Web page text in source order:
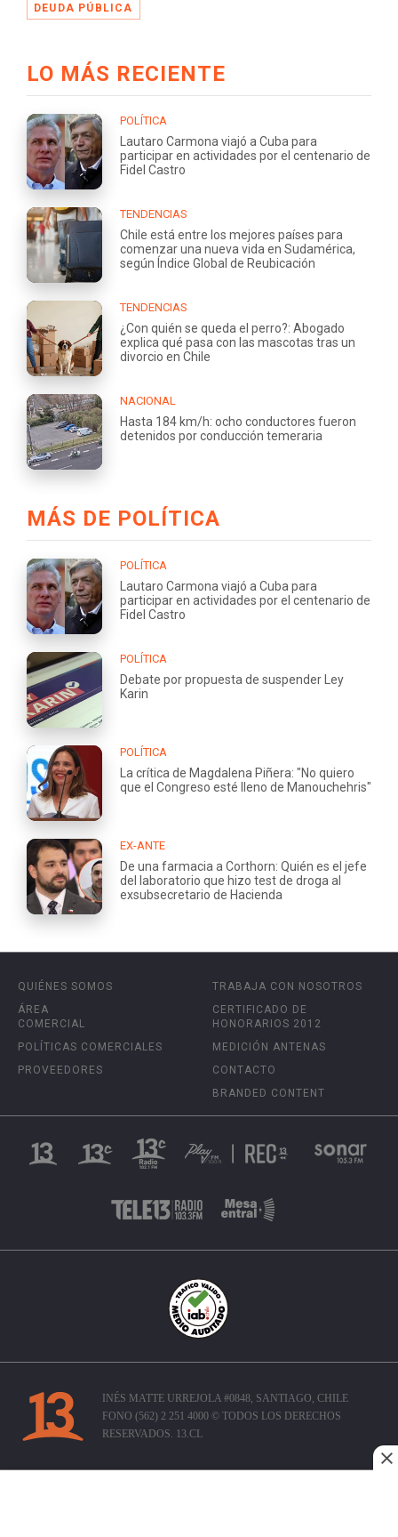
DEUDA PÚBLICA
LO MÁS RECIENTE
POLÍTICA
Lautaro Carmona viajó a Cuba para
participar en actividades por el centenario de
Fidel Castro
TENDENCIAS
Chile está entre los mejores países para
comenzar una nueva vida en Sudamérica,
según Índice Global de Reubicación
TENDENCIAS
¿Con quién se queda el perro?: Abogado
explica qué pasa con las mascotas tras un
divorcio en Chile
NACIONAL
Hasta 184 km/h: ocho conductores fueron
detenidos por conducción temeraria
MÁS DE POLÍTICA
POLÍTICA
Lautaro Carmona viajó a Cuba para
participar en actividades por el centenario de
Fidel Castro
POLÍTICA
Debate por propuesta de suspender Ley
Karin
POLÍTICA
La crítica de Magdalena Piñera: "No quiero
que el Congreso esté lleno de Manouchehris"
EX-ANTE
De una farmacia a Corthorn: Quién es el jefe
del laboratorio que hizo test de droga al
exsubsecretario de Hacienda
QUIÉNES SOMOS
ÁREA
COMERCIAL
POLÍTICAS COMERCIALES
PROVEEDORES
TRABAJA CON NOSOTROS
CERTIFICADO DE
HONORARIOS 2012
MEDICIÓN ANTENAS
CONTACTO
BRANDED CONTENT
INÉS MATTE URREJOLA #0848, SANTIAGO, CHILE
FONO (562) 2 251 4000 © TODOS LOS DERECHOS
RESERVADOS. 13.CL